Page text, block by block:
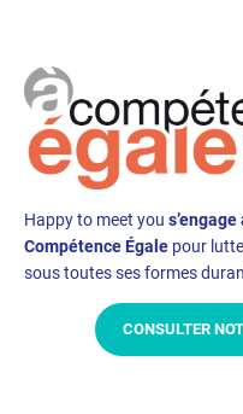
Happy to meet you
Compétence Égale pour
sous toutes ses formes
CONSULTER